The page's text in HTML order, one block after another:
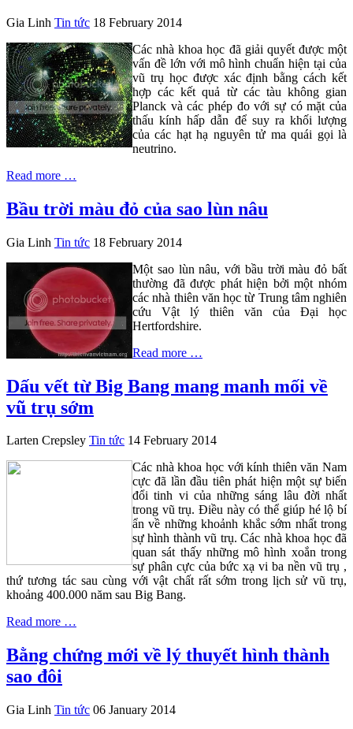
Gia Linh Tin tức 18 February 2014
Các nhà khoa học đã giải quyết được một
vấn đề lớn với mô hình chuẩn hiện tại của
vũ trụ học được xác định bằng cách kết
hợp các kết quả từ các tàu không gian
Planck và các phép đo với sự có mặt của
thấu kính hấp dẫn để suy ra khối lượng
của các hạt hạ nguyên tử ma quái gọi là
neutrino.
Read more …
Bầu trời màu đỏ của sao lùn nâu
Gia Linh Tin tức 18 February 2014
Một sao lùn nâu, với bầu trời màu đỏ bất
thường đã được phát hiện bởi một nhóm
các nhà thiên văn học từ Trung tâm nghiên
cứu Vật lý thiên văn của Đại học
Hertfordshire.
Read more …
Dấu vết từ Big Bang mang manh mối về
vũ trụ sớm
Larten Crepsley Tin tức 14 February 2014
Các nhà khoa học với kính thiên văn Nam
cực đã lần đầu tiên phát hiện một sự biến
đổi tinh vi của những sáng lâu đời nhất
trong vũ trụ. Điều này có thể giúp hé lộ bí
ẩn về những khoảnh khắc sớm nhất trong
sự hình thành vũ trụ. Các nhà khoa học đã
quan sát thấy những mô hình xoắn trong
sự phân cực của bức xạ vi ba nền vũ trụ ,
thứ tương tác sau cùng với vật chất rất sớm trong lịch sử vũ trụ,
khoảng 400.000 năm sau Big Bang.
Read more …
Bằng chứng mới về lý thuyết hình thành
sao đôi
Gia Linh Tin tức 06 January 2014